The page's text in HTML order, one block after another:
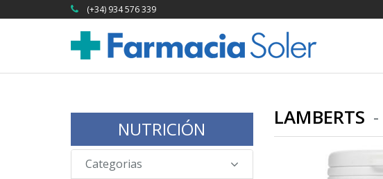
(+34) 934 576 339
NUTRICIÓN
Categorias
LAMBERTS -